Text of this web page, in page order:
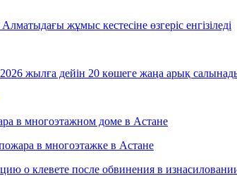
жұмыс кестесіне өзгеріс енгізіледі
жылға дейін 20 көшеге жаңа арық
в многоэтажном доме в Астане
в многоэтажке в Астане
о клевете после обвинения в